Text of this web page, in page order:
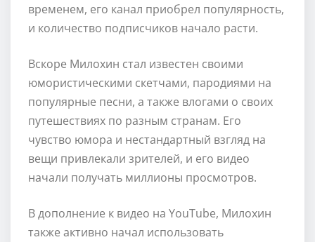
временем, его канал приобрел популярность,
и количество подписчиков начало расти.
Вскоре Милохин стал известен своими
юмористическими скетчами, пародиями на
популярные песни, а также влогами о своих
путешествиях по разным странам. Его
чувство юмора и нестандартный взгляд на
вещи привлекали зрителей, и его видео
начали получать миллионы просмотров.
В дополнение к видео на YouTube, Милохин
также активно начал использовать